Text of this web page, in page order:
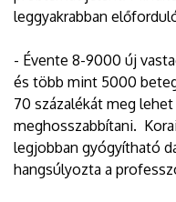
leggyakrabban
- Évente 8-9000 új
és több mint 5000
70 százalékát meg
meghosszabbítani.
legjobban gyógyítható
hangsúlyozta a